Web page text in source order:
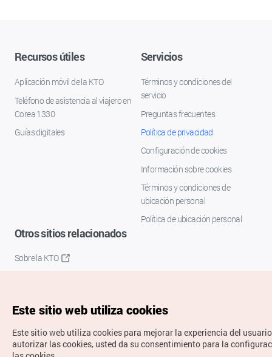
Recursos útiles
Aplicación móvil de la KTO
Teléfono de asistencia al viajero en
Corea 1330
Guías digitales
Servicios
Términos y condiciones del
servicio
Preguntas frecuentes
Política de privacidad
Configuración de cookies
Información sobre cookies
Términos y condiciones de
ubicación personal
Política de ubicación personal
Otros sitios relacionados
Sobre la KTO
Este sitio web utiliza cookies
Este sitio web utiliza cookies para mejorar la experiencia del
autorizar las cookies, usted da su consentimiento para la